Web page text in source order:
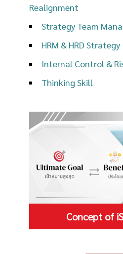
Realignment
Strategy Team
HRM & HRD Strategy
Internal Control &
Thinking Skill
Concept of